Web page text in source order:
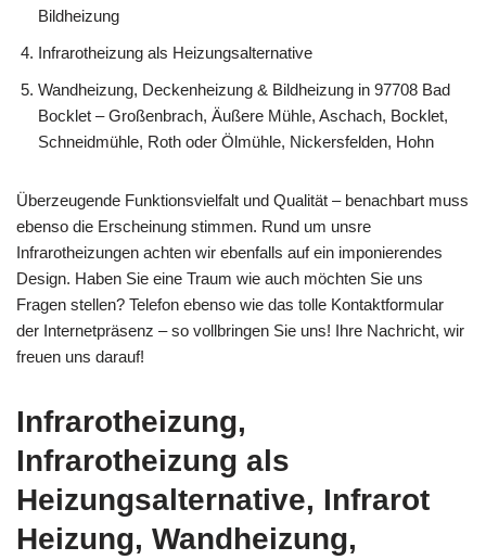
Bildheizung
Infrarotheizung als Heizungsalternative
Wandheizung, Deckenheizung & Bildheizung in 97708 Bad
Bocklet – Großenbrach, Äußere Mühle, Aschach, Bocklet,
Schneidmühle, Roth oder Ölmühle, Nickersfelden, Hohn
Überzeugende Funktionsvielfalt und Qualität – benachbart muss
ebenso die Erscheinung stimmen. Rund um unsre
Infrarotheizungen achten wir ebenfalls auf ein imponierendes
Design. Haben Sie eine Traum wie auch möchten Sie uns
Fragen stellen? Telefon ebenso wie das tolle Kontaktformular
der Internetpräsenz – so vollbringen Sie uns! Ihre Nachricht, wir
freuen uns darauf!
Infrarotheizung,
Infrarotheizung als
Heizungsalternative, Infrarot
Heizung, Wandheizung,